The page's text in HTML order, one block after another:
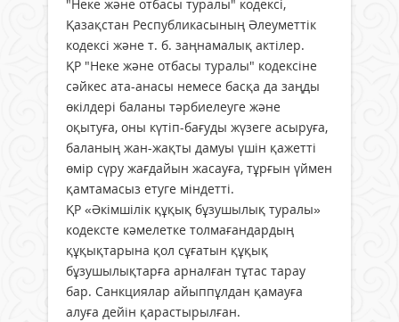
"Неке және отбасы туралы" кодексі,
Қазақстан Республикасының Әлеуметтік
кодексі және т. б. заңнамалық актілер.
ҚР "Неке және отбасы туралы" кодексіне
сәйкес ата-анасы немесе басқа да заңды
өкілдері баланы тәрбиелеуге және
оқытуға, оны күтiп-бағуды жүзеге асыруға,
баланың жан-жақты дамуы үшiн қажеттi
өмір сүру жағдайын жасауға, тұрғын үймен
қамтамасыз етуге міндеттi.
ҚР «Әкімшілік құқық бұзушылық туралы»
кодексте кәмелетке толмағандардың
құқықтарына қол сұғатын құқық
бұзушылықтарға арналған тұтас тарау
бар. Санкциялар айыппұлдан қамауға
алуға дейін қарастырылған.